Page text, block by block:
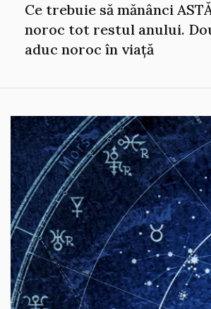
Ce trebuie să mănânci
noroc tot restul anului.
aduc noroc în viață